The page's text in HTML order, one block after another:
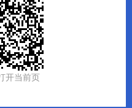
开当前页